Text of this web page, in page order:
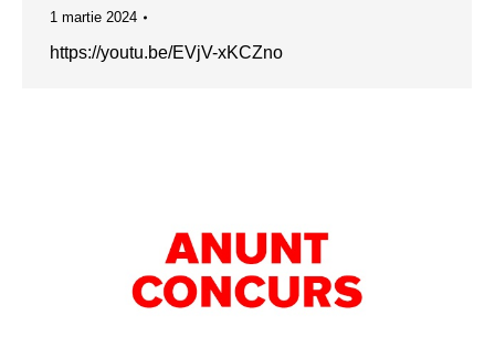
1 martie 2024
https://youtu.be/EVjV-xKCZno